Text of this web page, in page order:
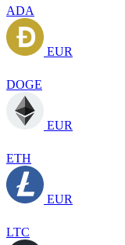
ADA
EUR
DOGE
EUR
ETH
EUR
LTC